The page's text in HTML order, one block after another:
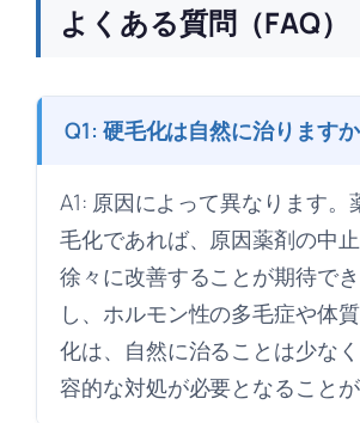
よくある質問（FAQ）
Q1: 硬毛化は自然に治ります
A1: 原因によって異なります。
毛化であれば、原因薬剤の中
徐々に改善することが期待で
し、ホルモン性の多毛症や体
化は、自然に治ることは少な
容的な対処が必要となることが